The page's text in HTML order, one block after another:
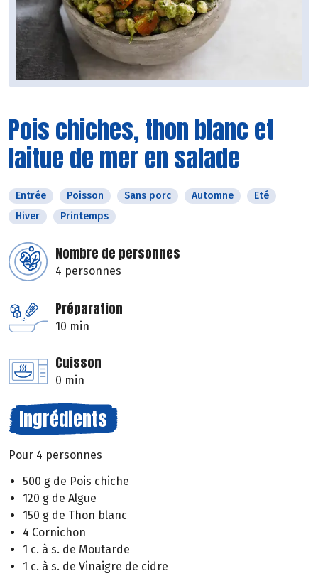
Pois chiches, thon blanc et
laitue de mer en salade
Entrée Poisson Sans porc Automne
Eté
Hiver
Printemps
Nombre de personnes
4 personnes
Préparation
10 min
Cuisson
0 min
Ingrédients
Pour 4 personnes
500 g de Pois chiche
120 g de Algue
150 g de Thon blanc
4 Cornichon
1 c. à s. de Moutarde
1 c. à s. de Vinaigre de cidre